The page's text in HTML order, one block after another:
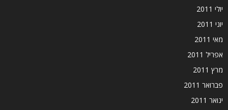
יולי 2011
יוני 2011
מאי 2011
אפריל 2011
מרץ 2011
פברואר 2011
ינואר 2011